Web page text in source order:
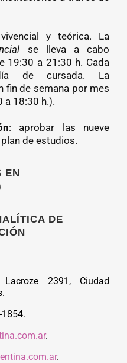
y teórica. La
se lleva a cabo
19:30 a 21:30 h. Cada
de cursada. La
fin de semana por mes
a 18:30 h.).
: aprobar las nueve
de estudios.
EN
DE
2391, Ciudad
.
.